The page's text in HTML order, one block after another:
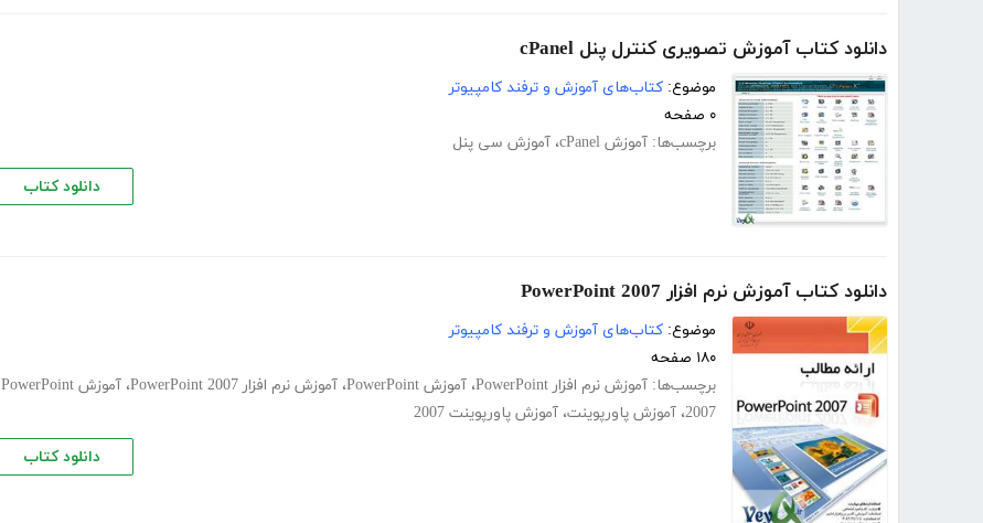
دانلود کتاب آموزش تصویری کنترل پنل cPanel
موضوع: کتاب‌های آموزش و ترفند کامپیوتر
۰ صفحه
برچسب‌ها: آموزش cPanel ، آموزش سی پنل
دانلود کتاب
دانلود کتاب آموزش نرم افزار PowerPoint 2007
موضوع: کتاب‌های آموزش و ترفند کامپیوتر
۱۸۰ صفحه
برچسب‌ها: آموزش نرم افزار PowerPoint ، آموزش PowerPoint ، آموزش نرم افزار PowerPoint 2007 ،
آموزش PowerPoint
2007، آموزش پاورپوینت، آموزش پاورپوینت 2007
دانلود کتاب